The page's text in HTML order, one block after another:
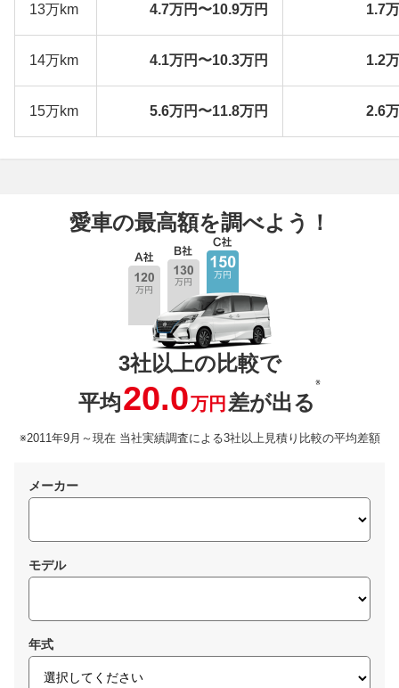
13万km 4.7万円〜10.9万円 1.7
14万km 4.1万円〜10.3万円 1.2
15万km 5.6万円〜11.8万円 2.6
愛車の最高額を調べよう！
3社以上の比較で
平均20.0万円 差が出る
※
※2011年9月～現在 当社実績調査による3社以上見積り比較の平均差額
メーカー
モデル
年式